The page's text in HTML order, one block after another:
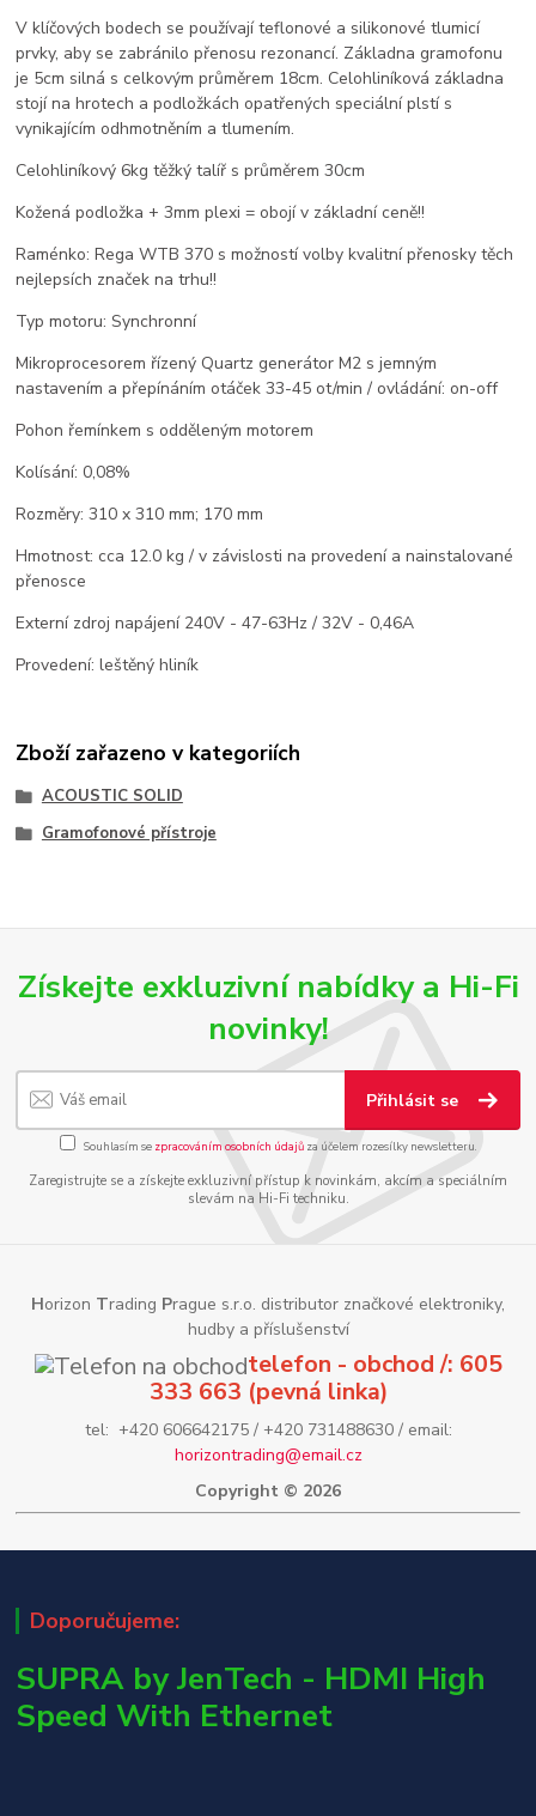
V klíčových bodech se používají teflonové a silikonové tlumicí
prvky, aby se zabránilo přenosu rezonancí. Základna gramofonu
je 5cm silná s celkovým průměrem 18cm. Celohliníková základna
stojí na hrotech a podložkách opatřených speciální plstí s
vynikajícím odhmotněním a tlumením.
Celohliníkový 6kg těžký talíř s průměrem 30cm
Kožená podložka + 3mm plexi = obojí v základní ceně!!
Raménko: Rega WTB 370 s možností volby kvalitní přenosky těch
nejlepsích značek na trhu!!
Typ motoru: Synchronní
Mikroprocesorem řízený Quartz generátor M2 s jemným
nastavením a přepínáním otáček 33-45 ot/min / ovládání: on-off
Pohon řemínkem s odděleným motorem
Kolísání: 0,08%
Rozměry: 310 x 310 mm; 170 mm
Hmotnost: cca 12.0 kg / v závislosti na provedení a nainstalované
přenosce
Externí zdroj napájení 240V - 47-63Hz / 32V - 0,46A
Provedení: leštěný hliník
Zboží zařazeno v kategoriích
ACOUSTIC SOLID
Gramofonové přístroje
Získejte exkluzivní nabídky a Hi-Fi
novinky!
Přihlásit se
Souhlasím se zpracováním osobních údajůza účelem rozesílky newsletteru.
Zaregistrujte se a získejte exkluzivní přístup k novinkám, akcím a speciálním
slevám na Hi-Fi techniku.
Horizon Trading Prague s.r.o. distributor značkové elektroniky,
hudby a příslušenství
telefon - obchod /: 605
333 663 (pevná linka)
tel: +420 606642175 / +420 731488630 / email:
horizontrading@email.cz
Copyright © 2026
Doporučujeme:
SUPRA by JenTech - HDMI High
Speed With Ethernet